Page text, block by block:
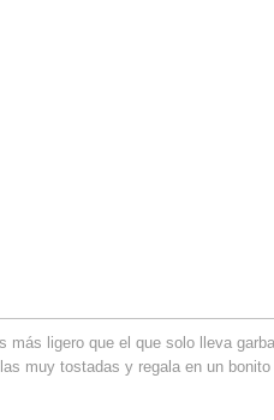
más ligero que el que solo lleva
muy tostadas y regala en un